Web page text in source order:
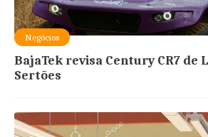
Negócios
BajaTek revisa Century CR7 de
Sertões